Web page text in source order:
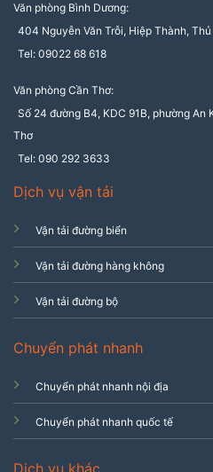
Văn phòng Bình Dương:
404 Nguyễn Văn Trỗi, Hiệp Thành,
Tel: 09022 68 618
Văn phòng Cần Thơ:
Số 24 đường B4, KDC 91B, phường An
Thơ
Tel: 090 292 3633
Dịch vụ vận tải
Vận tải đường biển
Vận tải đường hàng không
Vận tải đường bộ
Chuyển phát nhanh
Chuyển phát nhanh nội địa
Chuyển phát nhanh quốc tế
Dịch vụ khác